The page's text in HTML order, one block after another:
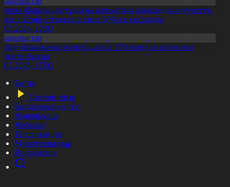
облысында тұрақты жұмыстың арқасында әлеуметтік
алатын отбасылар саны 50%-ға қысқарды
17:03
облысының жүргізушілері 170 мыңнан астам жол
бұзған
17:02
Басты
Тікелей эфир
Бағдарлама кестесі
Жаңалықтар
Жобалар
Телехикаялар
Мультсериалдар
Видеоархив